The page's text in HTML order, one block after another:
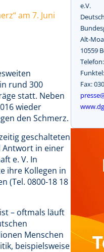
am 7. Juni
rund 300
statt. Neben
wieder
den Schmerz.
geschalteten
Antwort in einer
e. V. In
ihre Kollegen in
(Tel. 0800-18 18
– oftmals läuft
Menschen
beispielsweise
e.V.
Alt-
10559
Fax: